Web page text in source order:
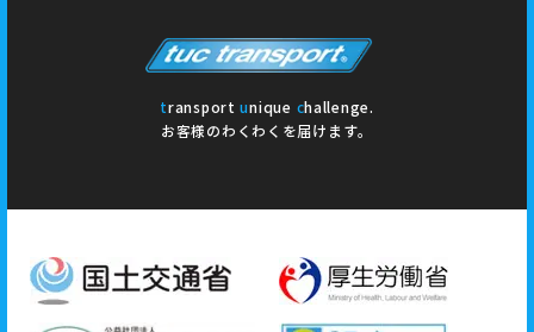
transportunique challenge.
お客様のわくわくを届けます。